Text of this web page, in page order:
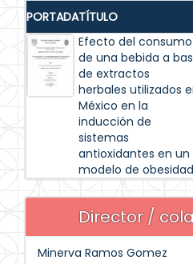
PORTADATÍTULO
Efecto del consumo
de una bebida a
de extractos
herbales utilizados
México en la
inducción de
sistemas
antioxidantes en un
modelo de obesidad
Director /
Minerva Ramos Gomez